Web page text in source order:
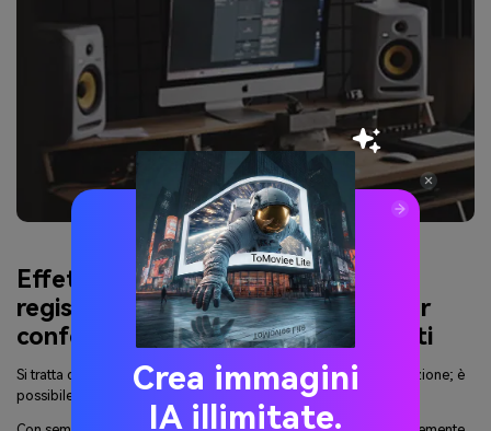
Effettuare il ritaglio e unire le
registrazioni per realizzare corsi per
conferenze, discorsi o insegnamenti
Si tratta di un'applicazione utile per organizzare i file di registrazione; è
possibile tagliare facilmente le parti inutili e unire le parti audio.
Crea immagini
IA illimitate.